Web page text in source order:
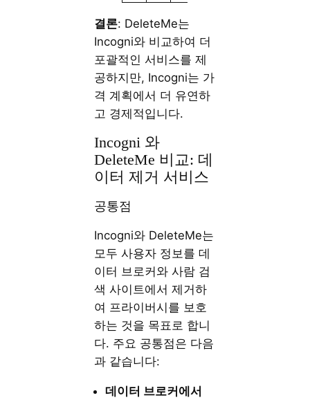
결론: DeleteMe는
Incogni와 비교하여 더
포괄적인 서비스를 제
공하지만, Incogni는 가
격 계획에서 더 유연하
고 경제적입니다.
Incogni 와
DeleteMe 비교: 데
이터 제거 서비스
공통점
Incogni와 DeleteMe는
모두 사용자 정보를 데
이터 브로커와 사람 검
색 사이트에서 제거하
여 프라이버시를 보호
하는 것을 목표로 합니
다. 주요 공통점은 다음
과 같습니다:
데이터 브로커에서